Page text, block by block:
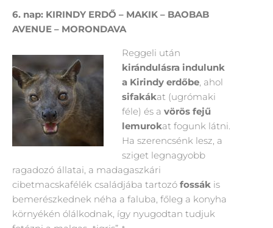
6. nap: KIRINDY ERDŐ – MAKIK – BAOBAB
AVENUE – MORONDAVA
Reggeli után
kirándulásra indulunk
a Kirindy erdőbe, ahol
sifakákat (ugrómaki
féle) és a vörös fejű
lemurokat fogunk látni.
Ha szerencsénk lesz, a
sziget legnagyobb
ragadozó állatai, a madagaszkári
cibetmacskafélék családjába tartozó fossák is
bemerészkednek néha a faluba, főleg a konyha
környékén ólálkodnak, így nyugodtan tudjuk